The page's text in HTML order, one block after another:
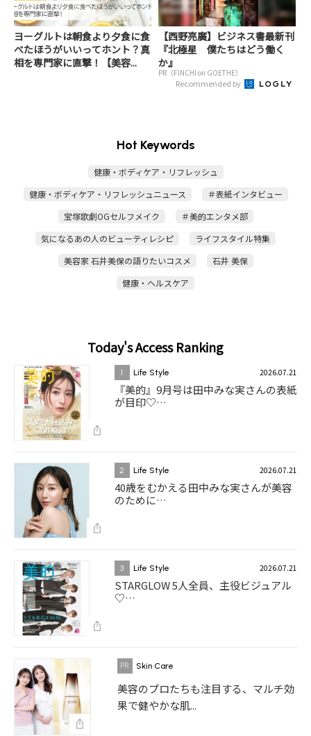
ヨーグルトは朝食より夕食に食
べたほうがいいってホント？真
相を専門家に直撃！【美容...
【西野亮廣】ビジネス書最新刊
『北極星 僕たちはどう働く
か』
PR（FINCHI on GOETHE）
Recommended by
Hot Keywords
健康・ボディケア・リフレッシュ
健康・ボディケア・リフレッシュニュース
＃表紙インタビュー
宝塚歌劇OGセルフメイク
＃美的エンタメ部
気になるあの人のビューティレシピ
ライフスタイル特集
美容家 石井美保の語りたいコスメ
石井 美保
健康・ヘルスケア
Today's Access Ranking
1 Life Style 2026.07.21
『美的』9月号は田中みな実さんの表紙
が目印♡…
2 Life Style 2026.07.21
40歳をむかえる田中みな実さんが美容
のために…
3 Life Style 2026.07.21
STARGLOW 5人全員、主役ビジュアル
♡…
Skin Care
美容のプロたちも注目する、マルチ効
果で健やかな肌...